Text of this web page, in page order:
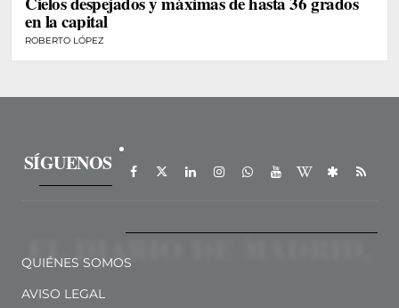
en la capital
ROBERTO LÓPEZ
SÍGUENOS
QUIÉNES SOMOS
AVISO LEGAL